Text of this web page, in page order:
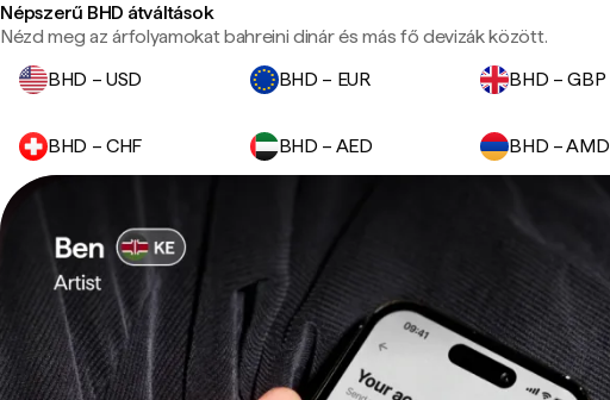
Népszerű BHD átváltások
Nézd meg az árfolyamokat bahreini dinár és más fő devizák között.
BHD – USD
BHD – EUR BHD – GBP
BHD – CHF BHD – AED BHD – AMD